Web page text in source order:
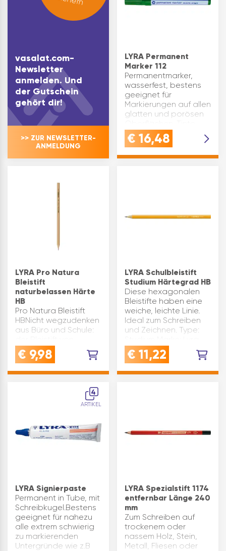
& SICHTBARKEI…
vasalat.com-
Newsletter
anmelden. Und
der Gutschein
gehört dir!
>> ZUR NEWSLETTER-
ANMELDUNG
LYRA Permanent
Marker 112
Permanentmarker,
wasserfest, bestens
geeignet für
Markierungen auf allen
glatten und porösen
schnell trocknend und
schwer entfernbar. Frei
Stifte mit Folien…
€ 16,48
LYRA Pro Natura
Bleistift
naturbelassen Härte
HB
Pro Natura Bleistift
HBNicht wegzudenken
aus Büro und Schule:
LyraDas Gehäuse aus
nachwachsenden
Stift zu einer
umweltfreundlichen
Wahl.LYRA Type 25…
€ 9,98
LYRA Schulbleistift
Studium Härtegrad HB
Diese hexagonalen
Bleistifte haben eine
weiche, leichte Linie.
Ideal zum Schreiben
und Zeichnen. Type:
Ausführung: Härte HB
Inhaltsangabe (ST): 12
€ 11,22
4
ARTIKEL
LYRA Signierpaste
Permanent in Tube, mit
Schreibkugel.Bestens
geeignet für nahezu
alle extrem schwierig
zu markierenden
Untergründe wie z.B
LYRA Spezialstift 1174
entfernbar Länge 240
mm
Zum Schreiben auf
trockenem oder
nassem Holz, Stein,
Metall, Fliesen oder